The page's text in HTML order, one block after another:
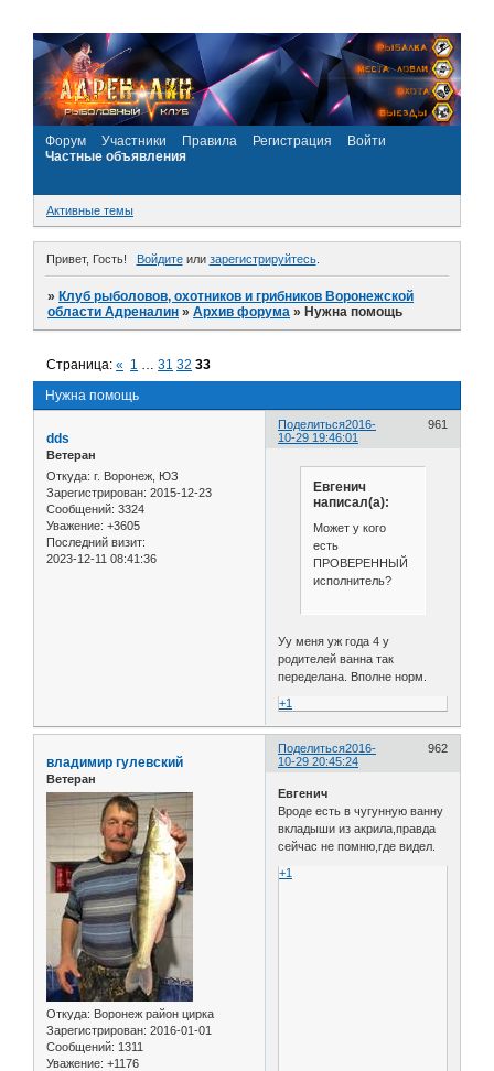
Форум Участники Правила Регистрация
Войти
Частные объявления
Активные темы
Привет, Гость! Войдитеили зарегистрируйтесь.
»Клуб рыболовов, охотников и грибников Воронежской
области Адреналин »Архив форума »Нужна помощь
Нужна помощь
Страница:« 1 … 31 32 33
Поделиться 961
2016-
10-29 19:46:01
dds
Ветеран
Откуда: г. Воронеж, ЮЗ
Зарегистрирован: 2015-12-23
Сообщений: 3324
Уважение: +3605
Последний визит:
2023-12-11 08:41:36
Евгенич
написал(а):
Может у кого
есть
ПРОВЕРЕННЫЙ
исполнитель?
Уу меня уж года 4 у
родителей ванна так
переделана. Вполне норм.
+1
Поделиться 962
2016-
10-29 20:45:24
владимир гулевский
Ветеран
Откуда: Воронеж район цирка
Зарегистрирован: 2016-01-01
Сообщений: 1311
Уважение: +1176
Евгенич
Вроде есть в чугунную ванну
вкладыши из акрила,правда
сейчас не помню,где видел.
+1